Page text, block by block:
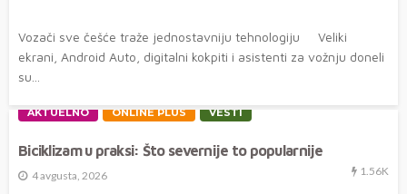
Vozači sve češće traže jednostavniju tehnologiju Veliki
ekrani, Android Auto, digitalni kokpiti i asistenti za vožnju doneli
su...
AKTUELNO ONLINE PLUS VESTI
Biciklizam u praksi: Što severnije to popularnije
4 avgusta, 2026 1.56K